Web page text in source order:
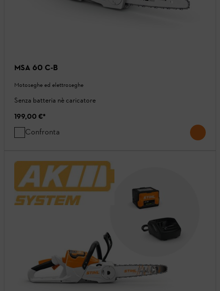
MSA 60 C-B
Motoseghe ed elettroseghe
Senza batteria nè caricatore
199,00 €*
Confronta